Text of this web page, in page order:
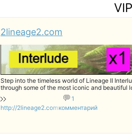
2lineage2.com
Step into the timeless world of Lineage II
through some of the most iconic and
characters, gather your friends, and dive into
http://2lineage2.com
1
комментарий